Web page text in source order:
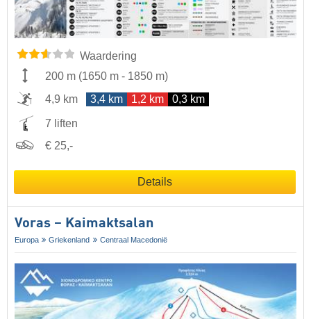
Waardering
200 m (1650 m - 1850 m)
4,9 km
3,4 km 1,2 km 0,3 km
7 liften
€ 25,-
Details
Voras – Kaimaktsalan
Europa Griekenland Centraal Macedonië